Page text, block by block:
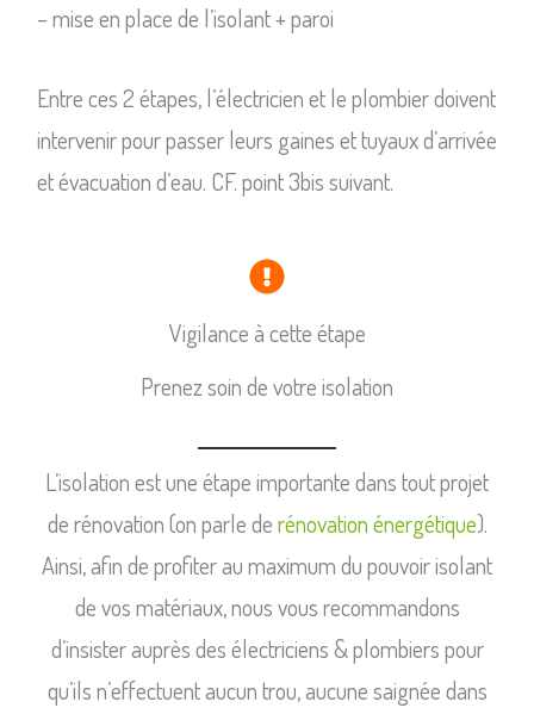
– mise en place de l’isolant + paroi
Entre ces 2 étapes, l’électricien et le plombier doivent
intervenir pour passer leurs gaines et tuyaux d’arrivée
et évacuation d’eau. CF. point 3bis suivant.
Vigilance à cette étape
Prenez soin de votre isolation
L’isolation est une étape importante dans tout projet
de rénovation (on parle derénovation énergétique).
Ainsi, afin de profiter au maximum du pouvoir isolant
de vos matériaux, nous vous recommandons
d’insister auprès des électriciens & plombiers pour
qu’ils n’effectuent aucun trou, aucune saignée dans